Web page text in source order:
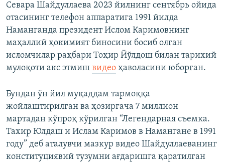
Севара Шайдуллаева 2023 йилнинг сентябрь ойида
отасининг телефон аппаратига 1991 йилда
Наманганда президент Ислом Каримовнинг
маҳаллий ҳокимият биносини босиб олган
исломчилар раҳбари Тоҳир Йўлдош билан тарихий
мулоқоти акс этмиш видео ҳаволасини юборган.
Бундан ўн йил муқаддам тармоққа
жойлаштирилган ва ҳозиргача 7 миллион
мартадан кўпроқ кўрилган “Легендарная съемка.
Тахир Юлдаш и Ислам Каримов в Намангане в 1991
году” деб аталувчи мазкур видео Шайдуллаеванинг
конституциявий тузумни ағдаришга қаратилган